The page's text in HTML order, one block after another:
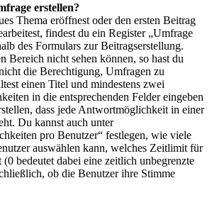
erstellen?
Thema eröffnest oder den ersten Beitrag
findest du ein Register „Umfrage
des Formulars zur Beitragserstellung.
Bereich nicht sehen können, so hast du
die Berechtigung, Umfragen zu
einen Titel und mindestens zwei
in die entsprechenden Felder eingeben
dass jede Antwortmöglichkeit in einer
Du kannst auch unter
pro Benutzer“ festlegen, wie viele
auswählen kann, welches Zeitlimit für
bedeutet dabei eine zeitlich unbegrenzte
ob die Benutzer ihre Stimme